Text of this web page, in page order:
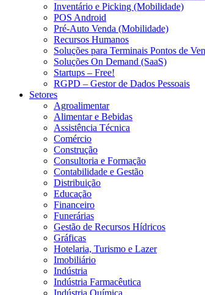
Inventário e Picking (Mobilidade)
POS Android
Pré-Auto Venda (Mobilidade)
Recursos Humanos
Soluções para Terminais Pontos de
Soluções On Demand (SaaS)
Startups – Free!
RGPD – Gestor de Dados Pessoais
Setores
Agroalimentar
Alimentar e Bebidas
Assistência Técnica
Comércio
Construção
Consultoria e Formação
Contabilidade e Gestão
Distribuição
Educação
Financeiro
Funerárias
Gestão de Recursos Hídricos
Gráficas
Hotelaria, Turismo e Lazer
Imobiliário
Indústria
Indústria Farmacêutica
Indústria Química